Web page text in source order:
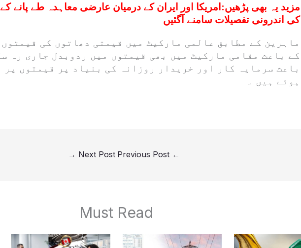
مزید یہ بھی پڑھیں: امریکا اور ایران کے درمیان عارضی معاہدہ طے پانے
کی اندرونی تفصیلات سامنے آگئیں
ماہرین کے مطابق عالمی مارکیٹ میں قیمتی دھاتوں کی
کے باعث مقامی مارکیٹ میں بھی قیمتوں میں ردوبدل جاری رہ
باعث سرمایہ کار اور خریدار روزانہ کی بنیاد پر قیمتوں پر
ہوئے ہیں ۔
←
Next Post
→
Must Read